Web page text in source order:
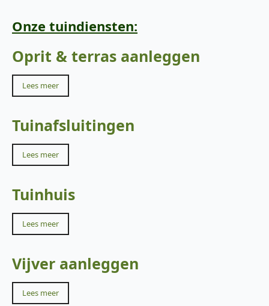
Onze tuindiensten:
Oprit & terras aanleggen
Lees meer
Tuinafsluitingen
Lees meer
Tuinhuis
Lees meer
Vijver aanleggen
Lees meer